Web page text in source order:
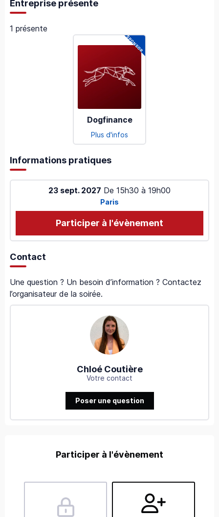
Entreprise présente
1 présente
Dogfinance
Plus d'infos
Informations pratiques
23 sept. 2027 De 15h30 à 19h00
Paris
Participer à l'évènement
Contact
Une question ? Un besoin d’information ? Contactez
l’organisateur de la soirée.
Chloé Coutière
Votre contact
Poser une question
Participer à l'évènement